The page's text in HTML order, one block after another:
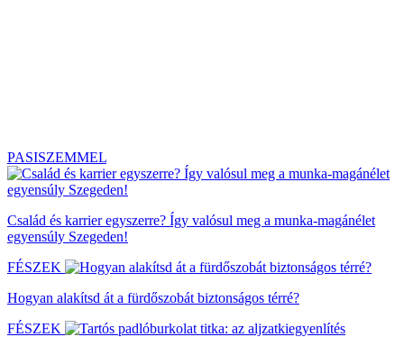
PASISZEMMEL
Család és karrier egyszerre? Így valósul meg a munka-magánélet
egyensúly Szegeden!
FÉSZEK
Hogyan alakítsd át a fürdőszobát biztonságos térré?
FÉSZEK